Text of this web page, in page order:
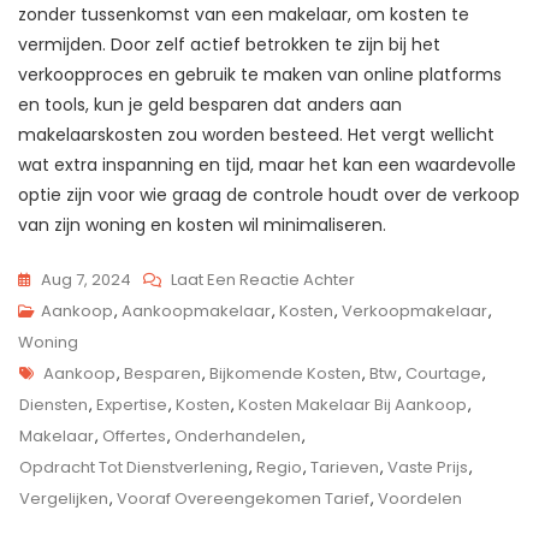
zonder tussenkomst van een makelaar, om kosten te
vermijden. Door zelf actief betrokken te zijn bij het
verkoopproces en gebruik te maken van online platforms
en tools, kun je geld besparen dat anders aan
makelaarskosten zou worden besteed. Het vergt wellicht
wat extra inspanning en tijd, maar het kan een waardevolle
optie zijn voor wie graag de controle houdt over de verkoop
van zijn woning en kosten wil minimaliseren.
Aug 7, 2024 Laat Een Reactie AchterOp
De
Van
Een
Bij
Aankoop:
Aankoop, Aankoopmakelaar, Kosten, Verkoopmakelaar,
Woning
Tags
Aankoop, Besparen, Bijkomende Kosten, Btw, Courtage,
Diensten, Expertise, Kosten, Kosten Makelaar Bij Aankoop,
Makelaar, Offertes, Onderhandelen,
Opdracht Tot Dienstverlening, Regio, Tarieven, Vaste Prijs,
Vergelijken, Vooraf Overeengekomen Tarief, Voordelen